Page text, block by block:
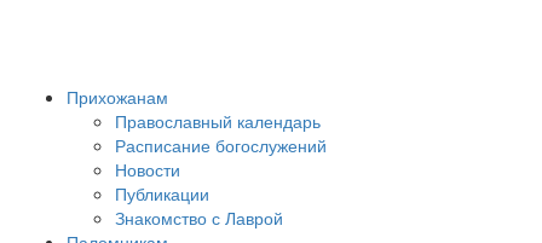
Прихожанам
Православный календарь
Расписание богослужений
Новости
Публикации
Знакомство с Лаврой